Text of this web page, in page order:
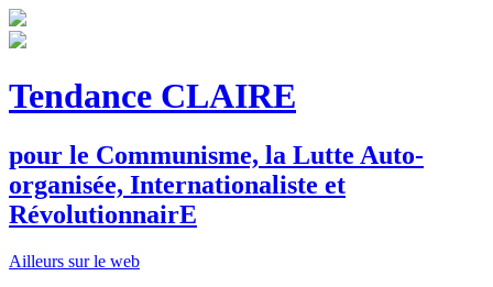
Tendance CLAIRE
pour le Communisme, la Lutte Auto-
organisée, Internationaliste et
RévolutionnairE
Ailleurs sur le web